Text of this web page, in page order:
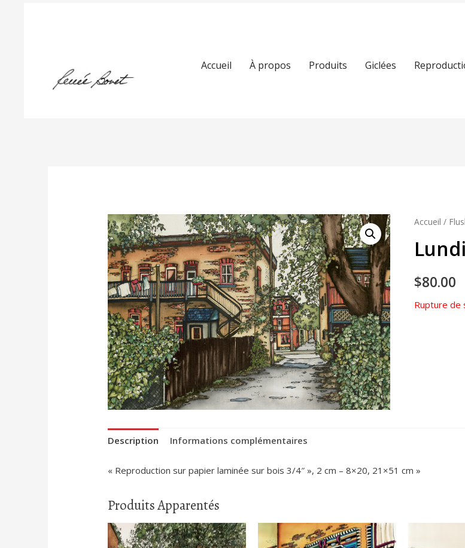
Accueil À propos Produits Giclées
Accueil /
$80.00
Rupture de
Description Informations complémentaires
« Reproduction sur papier laminée sur bois 3/4″ », 2 cm – 8×20, 21×51 cm »
Produits Apparentés